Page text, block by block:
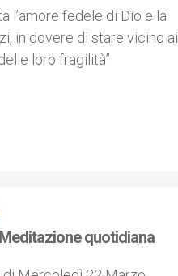
l’amore fedele di Dio e la
in dovere di stare vicino ai
loro fragilità”
quotidiana